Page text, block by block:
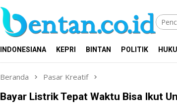
INDONESIANA KEPRI BINTAN POLITIK
Beranda Pasar Kreatif
Bayar Listrik Tepat Waktu Bisa Ikut